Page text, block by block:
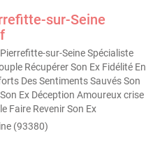
sur-Seine
sur-Seine Spécialiste
Récupérer Son Ex Fidélité En
Des Sentiments Sauvés Son
Ex Déception Amoureux crise
Faire Revenir Son Ex
(93380)